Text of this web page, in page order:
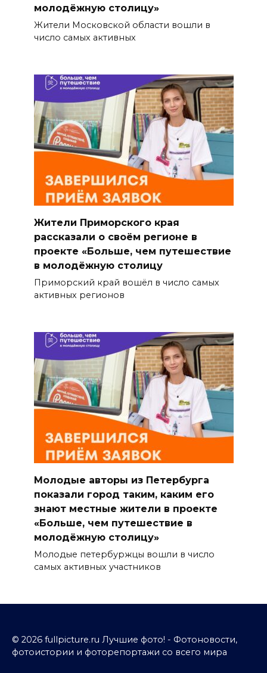
молодёжную столицу»
Жители Московской области вошли в
число самых активных
Жители Приморского края
рассказали о своём регионе в
проекте «Больше, чем путешествие
в молодёжную столицу
Приморский край вошёл в число самых
активных регионов
Молодые авторы из Петербурга
показали город таким, каким его
знают местные жители в проекте
«Больше, чем путешествие в
молодёжную столицу»
Молодые петербуржцы вошли в число
самых активных участников
© 2026 fullpicture.ru Лучшие фото! - Фотоновости,
фотоистории и фоторепортажи со всего мира